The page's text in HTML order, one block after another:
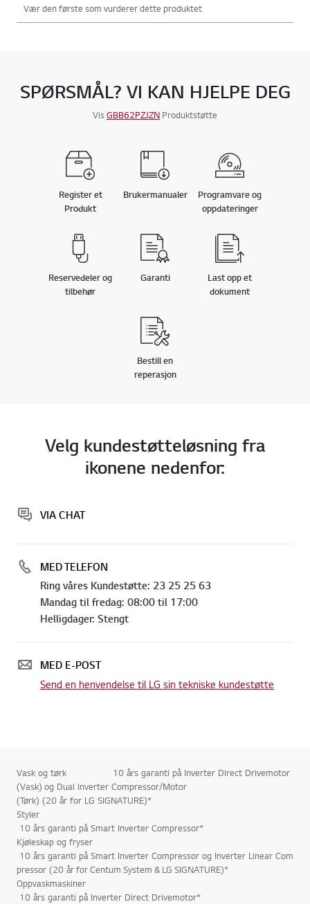
SPØRSMÅL? VI KAN HJELPE DEG
VisGBB62PZJZN Produktstøtte
Register et
Produkt
Brukermanualer
Programvare og
oppdateringer
Reservedeler og
tilbehør
Garanti
Last opp et
dokument
Bestill en
reperasjon
Velg kundestøtteløsning fra
ikonene nedenfor:
VIA CHAT
MED TELEFON
Ring våres Kundestøtte: 23 25 25 63
Mandag til fredag: 08:00 til 17:00
Helligdager: Stengt
MED E-POST
Send en henvendelse til LG sin tekniske kundestøtte
Vask og tørk 10 års garanti på Inverter Direct Drivemotor
(Vask) og Dual Inverter Compressor/Motor
(Tørk) (20 år for LG SIGNATURE)*
Styler
10 års garanti på Smart Inverter Compressor*
Kjøleskap og fryser
10 års garanti på Smart Inverter Compressor og Inverter Linear Com
pressor (20 år for Centum System & LG SIGNATURE)*
Oppvaskmaskiner
10 års garanti på Inverter Direct Drivemotor*